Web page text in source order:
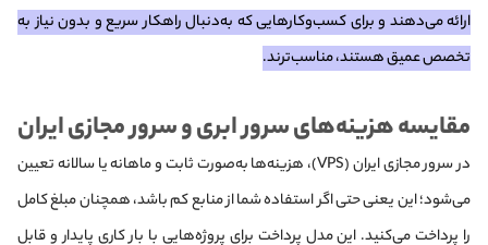
ارائه می‌دهند و برای کسب‌وکارهایی که به‌دنبال راهکار سریع و بدون نیاز به
تخصص عمیق هستند، مناسب‌ترند.
مقایسه هزینه‌های سرور ابری و سرور مجازی ایران
در سرور مجازی ایران (VPS)، هزینه‌ها به‌صورت ثابت و ماهانه یا سالانه تعیین
می‌شود؛ این یعنی حتی اگر استفاده شما از منابع کم باشد، همچنان مبلغ کامل
را پرداخت می‌کنید. این مدل پرداخت برای پروژه‌هایی با بار کاری پایدار و قابل